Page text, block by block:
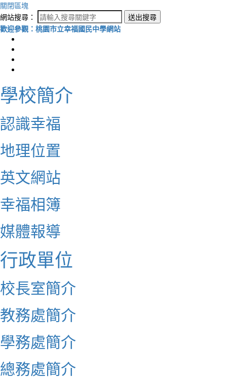
關閉區塊
網站搜尋：
送出搜尋
歡迎參觀：桃園市立幸福國民中學網站
學校簡介
認識幸福
地理位置
英文網站
幸福相簿
媒體報導
行政單位
校長室簡介
教務處簡介
學務處簡介
總務處簡介